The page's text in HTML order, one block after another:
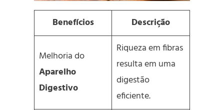
Benefícios Descrição
Melhoria do
Aparelho
Digestivo
Riqueza em fibras
resulta em uma
digestão
eficiente.